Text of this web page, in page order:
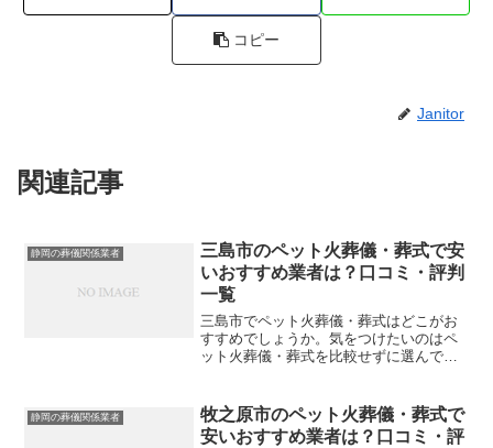
コピー
Janitor
関連記事
静岡の葬儀関係業者
三島市のペット火葬儀・葬式で安
いおすすめ業者は？口コミ・評判
一覧
三島市でペット火葬儀・葬式はどこがお
すすめでしょうか。気をつけたいのはペ
ット火葬儀・葬式を比較せずに選んでし
や評判を一覧表にしていますので参考に
してください。※直接関係...
静岡の葬儀関係業者
牧之原市のペット火葬儀・葬式で
安いおすすめ業者は？口コミ・評